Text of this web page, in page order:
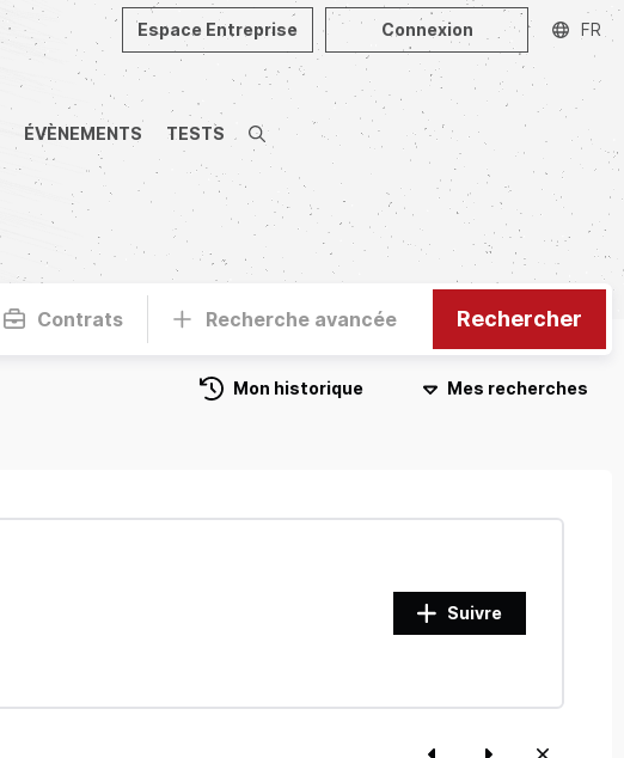
ÉVÈNEMENTS TESTS Recherche
Espace Entreprise Connexion FR
Contrats Recherche avancée Rechercher
Mon historique Mes recherches
Suivre